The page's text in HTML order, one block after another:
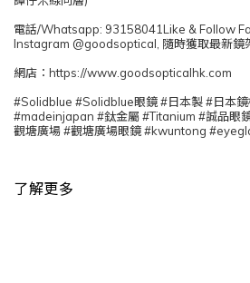
電話/Whatsapp: 93158041Like & Follow
Instagram @goodsoptical, 隨時獲取最新鏡
網店：https://www.goodsopticalhk.com
#Solidblue #Solidblue眼鏡 #日本製 #日本鏡
#madeinjapan #鈦金屬 #Titanium #誠品眼
觀塘廣場 #觀塘廣場眼鏡 #kwuntong
了解更多